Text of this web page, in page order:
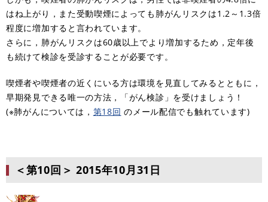
はね上がり，また受動喫煙によっても肺がんリスクは1.2～1.3倍
程度に増加すると言われています。
さらに，肺がんリスクは60歳以上でより増加するため，定年後
も続けて検診を受診することが必要です。
喫煙者や喫煙者の近くにいる方は環境を見直してみるとともに，
早期発見できる唯一の方法，「がん検診」を受けましょう！
(※肺がんについては， 第18回 のメール配信でも触れています)
＜第10回＞ 2015年10月31日